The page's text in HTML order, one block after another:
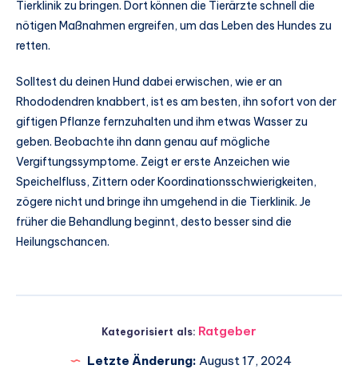
Tierklinik zu bringen. Dort können die Tierärzte schnell die
nötigen Maßnahmen ergreifen, um das Leben des Hundes zu
retten.
Solltest du deinen Hund dabei erwischen, wie er an
Rhododendren knabbert, ist es am besten, ihn sofort von der
giftigen Pflanze fernzuhalten und ihm etwas Wasser zu
geben. Beobachte ihn dann genau auf mögliche
Vergiftungssymptome. Zeigt er erste Anzeichen wie
Speichelfluss, Zittern oder Koordinationsschwierigkeiten,
zögere nicht und bringe ihn umgehend in die Tierklinik. Je
früher die Behandlung beginnt, desto besser sind die
Heilungschancen.
Kategorisiert als: Ratgeber
Letzte Änderung: August 17, 2024